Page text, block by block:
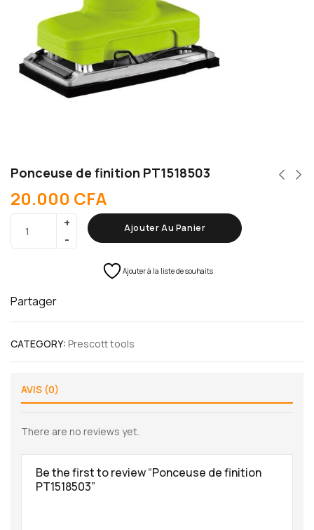
Ponceuse de finition PT1518503
20.000 CFA
Ajouter Au Panier
Ajouter à la liste de souhaits
Partager
CATEGORY: Prescott tools
AVIS (0)
There are no reviews yet.
Be the first to review “Ponceuse de finition
PT1518503”